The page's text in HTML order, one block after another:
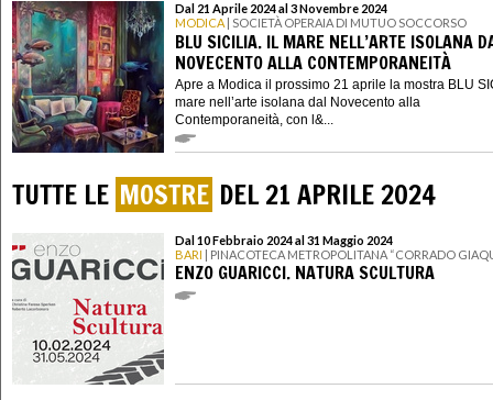
Dal 21 Aprile 2024 al 3 Novembre 2024
MODICA | SOCIETÀ OPERAIA DI MUTUO SOCCORSO
BLU SICILIA. IL MARE NELL’ARTE ISOLANA
NOVECENTO ALLA CONTEMPORANEITÀ
Apre a Modica il prossimo 21 aprile la mostra BLU
mare nell’arte isolana dal Novecento alla
Contemporaneità, con l&...
TUTTE LE MOSTRE DEL 21 APRILE 2024
Dal 10 Febbraio 2024 al 31 Maggio 2024
BARI | PINACOTECA METROPOLITANA “CORRADO
ENZO GUARICCI. NATURA SCULTURA